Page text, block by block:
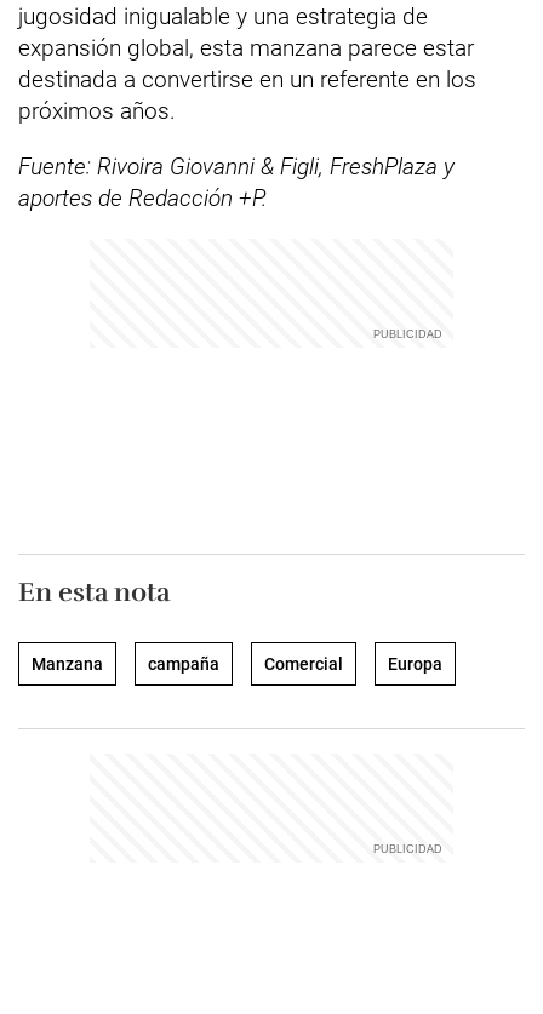
jugosidad inigualable y una estrategia de
expansión global, esta manzana parece estar
destinada a convertirse en un referente en los
próximos años.
Fuente: Rivoira Giovanni & Figli, FreshPlaza y
aportes de Redacción +P.
En esta nota
Manzana campaña Comercial Europa